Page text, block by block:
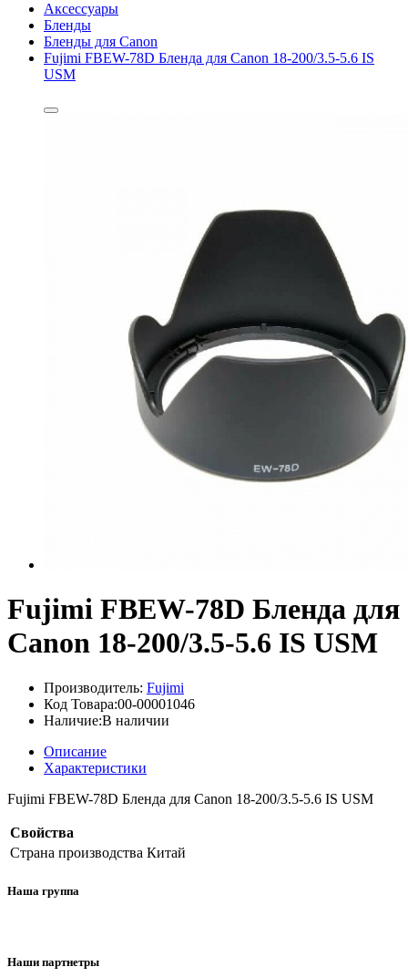
Аксессуары
Бленды
Бленды для Canon
Fujimi FBEW-78D Бленда для Canon 18-200/3.5-5.6 IS
USM
Fujimi FBEW-78D Бленда для
Canon 18-200/3.5-5.6 IS USM
Производитель: Fujimi
Код Товара:00-00001046
Наличие:В наличии
Описание
Характеристики
Fujimi FBEW-78D Бленда для Canon 18-200/3.5-5.6 IS USM
Свойства
Страна производства Китай
Наша группа
Наши партнетры